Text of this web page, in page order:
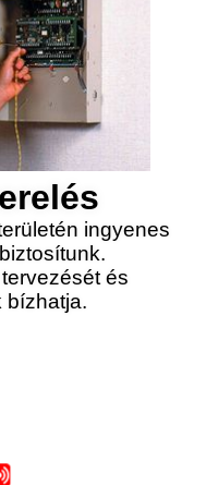
ingyenes
és
bízhatja.